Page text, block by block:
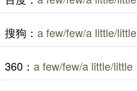
搜狗： a few/few/a little/little
360： a few/few/a little/little